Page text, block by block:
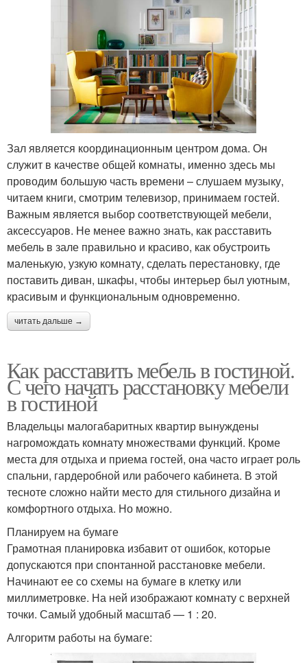
Зал является координационным центром дома. Он
служит в качестве общей комнаты, именно здесь мы
проводим большую часть времени – слушаем музыку,
читаем книги, смотрим телевизор, принимаем гостей.
Важным является выбор соответствующей мебели,
аксессуаров. Не менее важно знать, как расставить
мебель в зале правильно и красиво, как обустроить
маленькую, узкую комнату, сделать перестановку, где
поставить диван, шкафы, чтобы интерьер был уютным,
красивым и функциональным одновременно.
читать дальше →
Как расставить мебель в гостиной.
С чего начать расстановку мебели
в гостиной
Владельцы малогабаритных квартир вынуждены
нагромождать комнату множествами функций. Кроме
места для отдыха и приема гостей, она часто играет роль
спальни, гардеробной или рабочего кабинета. В этой
тесноте сложно найти место для стильного дизайна и
комфортного отдыха. Но можно.
Планируем на бумаге
Грамотная планировка избавит от ошибок, которые
допускаются при спонтанной расстановке мебели.
Начинают ее со схемы на бумаге в клетку или
миллиметровке. На ней изображают комнату с верхней
точки. Самый удобный масштаб — 1 : 20.
Алгоритм работы на бумаге: